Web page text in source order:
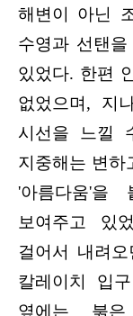
해변이 아닌
수영과 선탠
있었다. 한편
없었으며, 지
시선을 느낄
지중해는 변하
'아름다움'을
보여주고 있
걸어서 내려
칼레이치 입
옆에는 붉